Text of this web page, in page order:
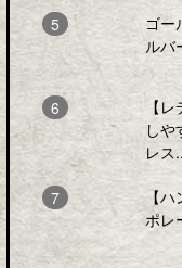
ゴー
ルバ
【
し
レス
【ハ
ポレ